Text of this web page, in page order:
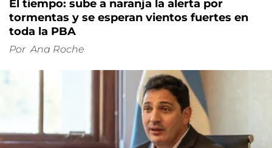
El tiempo: sube a naranja la alerta por
tormentas y se esperan vientos fuertes en
toda la PBA
Por Ana Roche